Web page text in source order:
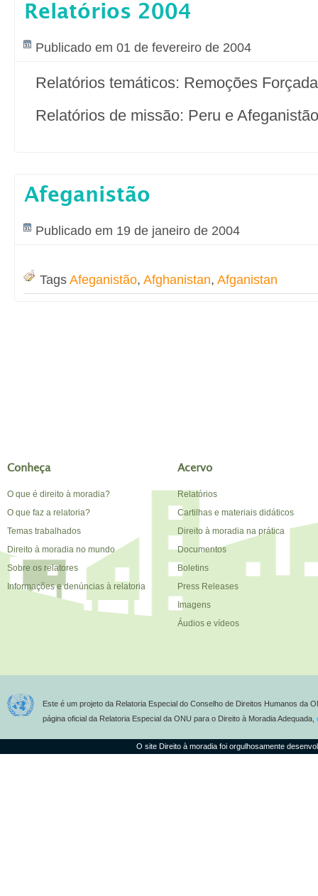
Relatórios 2004
Publicado em 01 de fevereiro de 2004
Relatórios temáticos: Remoções
Relatórios de missão: Peru e Afeganistão
Afeganistão
Publicado em 19 de janeiro de 2004
Tags Afeganistão, Afghanistan, Afganistan
Conheça
O que é direito à moradia?
O que faz a relatoria?
Temas trabalhados
Direito à moradia no mundo
Sobre os relatores
Informações e denúncias à relatoria
Acervo
Relatórios
Cartilhas e materiais didáticos
Direito à moradia na prática
Documentos
Boletins
Press Releases
Imagens
Áudios e vídeos
Este é um projeto da Relatoria Especial do Conselho de Direitos Humanos da
página oficial da Relatoria Especial da ONU para o Direito à Moradia Adequada,
O site Direito à moradia foi orgulhosamente